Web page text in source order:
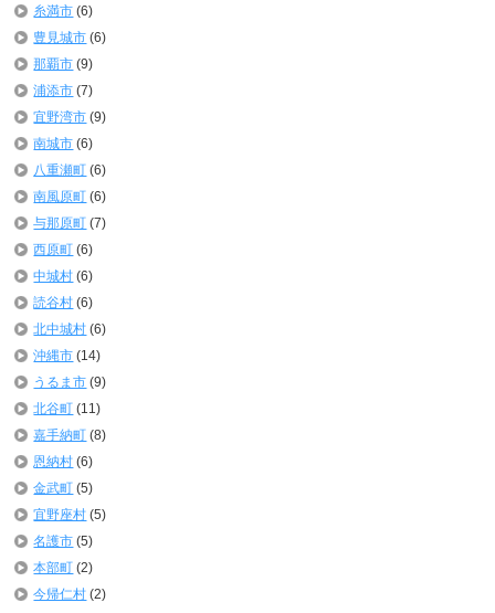
糸満市 (6)
豊見城市 (6)
那覇市 (9)
浦添市 (7)
宜野湾市 (9)
南城市 (6)
八重瀬町 (6)
南風原町 (6)
与那原町 (7)
西原町 (6)
中城村 (6)
読谷村 (6)
北中城村 (6)
沖縄市 (14)
うるま市 (9)
北谷町 (11)
嘉手納町 (8)
恩納村 (6)
金武町 (5)
宜野座村 (5)
名護市 (5)
本部町 (2)
今帰仁村 (2)